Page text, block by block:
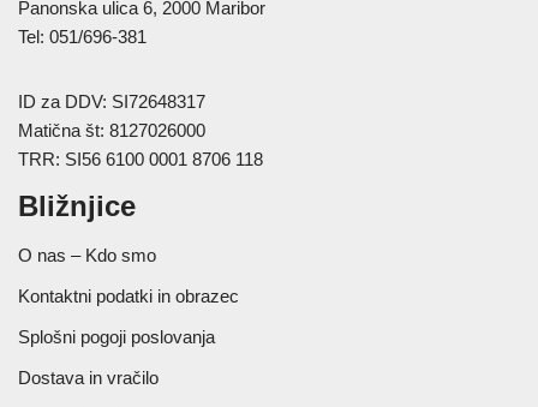
Panonska ulica 6, 2000 Maribor
Tel: 051/696-381
ID za DDV: SI72648317
Matična št: 8127026000
TRR: SI56 6100 0001 8706 118
Bližnjice
O nas – Kdo smo
Kontaktni podatki in obrazec
Splošni pogoji poslovanja
Dostava in vračilo